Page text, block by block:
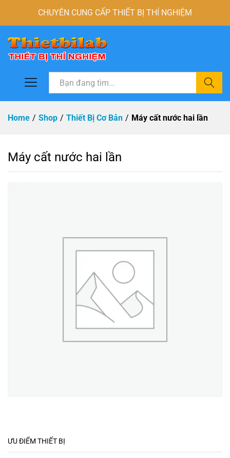
CHUYÊN CUNG CẤP THIẾT BỊ THÍ NGHIỆM
Tìm
Home / Shop / Thiết Bị Cơ Bản / Máy cất nước hai lần
Máy cất nước hai lần
ƯU ĐIỂM THIẾT BỊ